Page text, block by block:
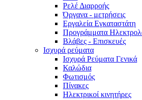
Ρελέ Διαρροής
Όργανα - μετρήσεις
Εργαλεία Εγκαταστάτη
Προγράμματα
Βλάβες - Επισκευές
Ισχυρά ρεύματα
Ισχυρά Ρεύματα Γενικά
Καλώδια
Φωτισμός
Πίνακες
Ηλεκτρικοί κινητήρες